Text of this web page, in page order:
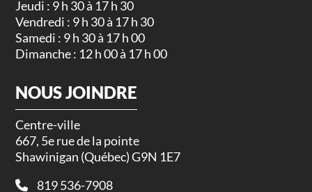
Jeudi : 9 h 30 à 17 h 30
Vendredi : 9 h 30 à 17 h 30
Samedi : 9 h 30 à 17 h 00
Dimanche : 12 h 00 à 17 h 00
NOUS JOINDRE
Centre-ville
667, 5e rue de la pointe
Shawinigan (Québec) G9N 1E7
819 536-7908